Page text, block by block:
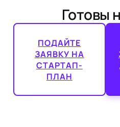
Готовы
ПОДАЙТЕ
ЗАЯВКУ НА
СТАРТАП-
ПЛАН